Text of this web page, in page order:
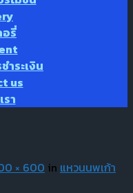
รี่
ำระเงิน
us
า
× 600 in แหวนนพเก้า